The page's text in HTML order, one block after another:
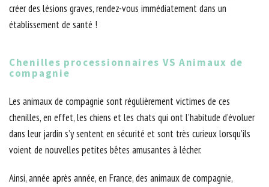
créer des lésions graves, rendez-vous immédiatement dans un
établissement de santé !
Chenilles processionnaires VS Animaux de
compagnie
Les animaux de compagnie sont régulièrement victimes de ces
chenilles, en effet, les chiens et les chats qui ont l’habitude d’évoluer
dans leur jardin s’y sentent en sécurité et sont très curieux lorsqu’ils
voient de nouvelles petites bêtes amusantes à lécher.
Ainsi, année après année, en France, des animaux de compagnie,